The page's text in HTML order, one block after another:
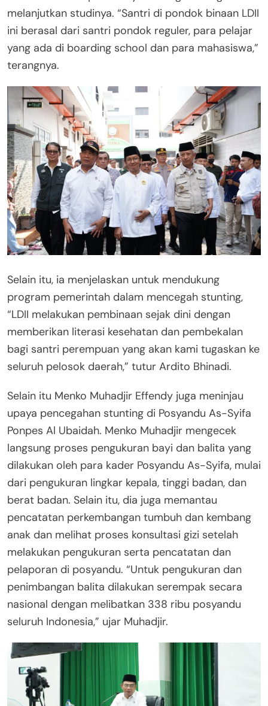
melanjutkan studinya. “Santri di pondok binaan LDII
ini berasal dari santri pondok reguler, para pelajar
yang ada di boarding school dan para mahasiswa,”
terangnya.
Selain itu, ia menjelaskan untuk mendukung
program pemerintah dalam mencegah stunting,
“LDII melakukan pembinaan sejak dini dengan
memberikan literasi kesehatan dan pembekalan
bagi santri perempuan yang akan kami tugaskan ke
seluruh pelosok daerah,” tutur Ardito Bhinadi.
Selain itu Menko Muhadjir Effendy juga meninjau
upaya pencegahan stunting di Posyandu As-Syifa
Ponpes Al Ubaidah. Menko Muhadjir mengecek
langsung proses pengukuran bayi dan balita yang
dilakukan oleh para kader Posyandu As-Syifa, mulai
dari pengukuran lingkar kepala, tinggi badan, dan
berat badan. Selain itu, dia juga memantau
pencatatan perkembangan tumbuh dan kembang
anak dan melihat proses konsultasi gizi setelah
melakukan pengukuran serta pencatatan dan
pelaporan di posyandu. “Untuk pengukuran dan
penimbangan balita dilakukan serempak secara
nasional dengan melibatkan 338 ribu posyandu
seluruh Indonesia,” ujar Muhadjir.